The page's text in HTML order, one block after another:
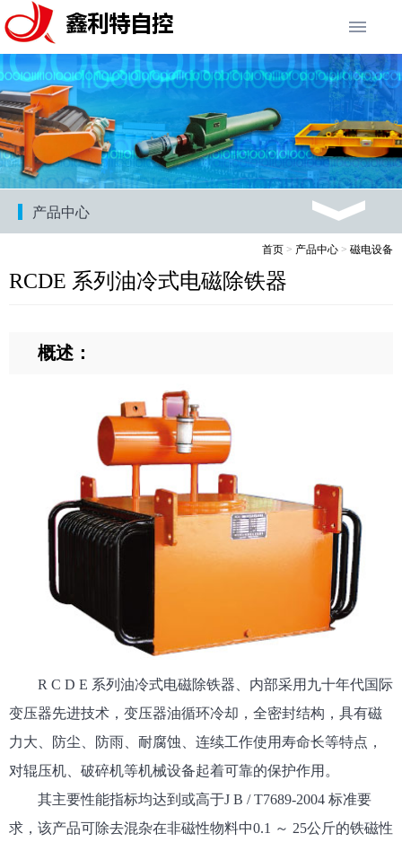
产品中心
首页 > 产品中心 > 磁电设备
RCDE 系列油冷式电磁除铁器
概述：
R C D E 系列油冷式电磁除铁器、内部采用九十年代国际
变压器先进技术，变压器油循环冷却，全密封结构，具有磁
力大、防尘、防雨、耐腐蚀、连续工作使用寿命长等特点，
对辊压机、破碎机等机械设备起着可靠的保护作用。
其主要性能指标均达到或高于J B / T7689-2004 标准要
求，该产品可除去混杂在非磁性物料中0.1 ～ 25公斤的铁磁性